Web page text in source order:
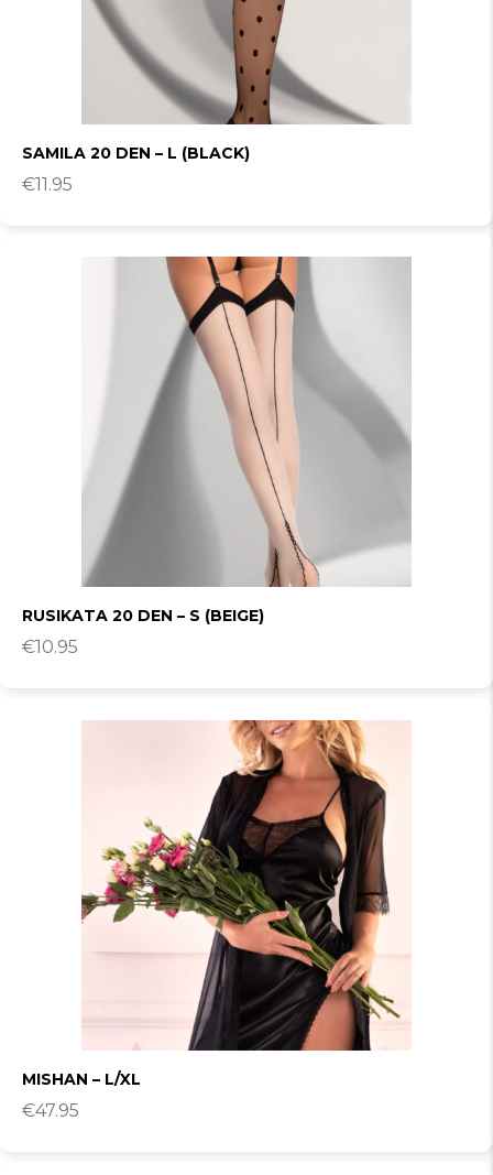
SAMILA 20 DEN – L (BLACK)
€11.95
RUSIKATA 20 DEN – S (BEIGE)
€10.95
MISHAN – L/XL
€47.95